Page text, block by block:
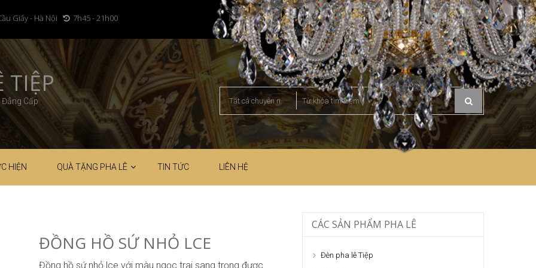
Giấy - Hà Nội 7h45 - 21h00
TIỆP
Cấp
HIỆN QUÀ TẶNG PHA LÊ TIN TỨC LIÊN HỆ
ĐỒNG HỒ SỨ NHỎ LCE
Đồng hồ sứ nhỏ lce với màu ngọc trai sang trọng được
CÁC SẢN PHẨM PHA LÊ
Đèn pha lê Tiệp